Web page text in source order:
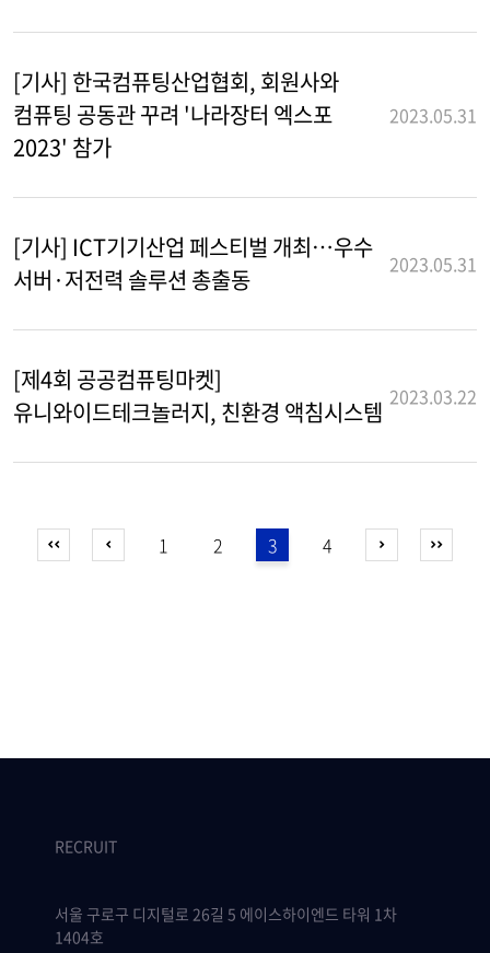
[기사] 한국컴퓨팅산업협회, 회원사와
컴퓨팅 공동관 꾸려 '나라장터 엑스포
2023' 참가
2023.05.31
[기사] ICT기기산업 페스티벌 개최…우수
서버·저전력 솔루션 총출동
2023.05.31
[제4회 공공컴퓨팅마켓]
유니와이드테크놀러지, 친환경 액침시스템 2023.03.22
1 2 3 4
RECRUIT
서울 구로구 디지털로 26길 5 에이스하이엔드 타워 1차
1404호